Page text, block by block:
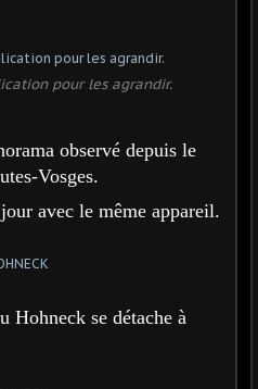
pour les agrandir.
observé depuis le
Vosges.
avec le même appareil.
Hohneck se détache à